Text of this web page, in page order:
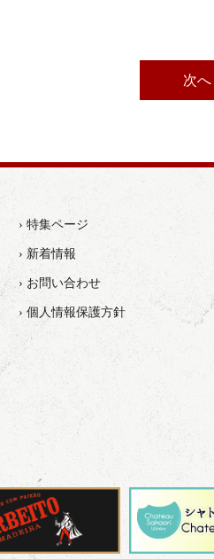
次へ
› 特集ページ
› 新着情報
› お問い合わせ
› 個人情報保護方針